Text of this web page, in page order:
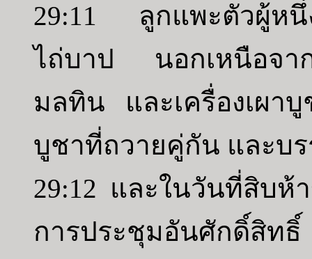
29:11 ลูกแพะตัวผู้หนึ่ง
ไถ่บาป นอกเหนือจาก
มลทิน และเครื่องเผา
บูชาที่ถวายคู่กัน และบ
29:12 และในวันที่สิบห้
การประชุมอันศักดิ์สิทธิ์